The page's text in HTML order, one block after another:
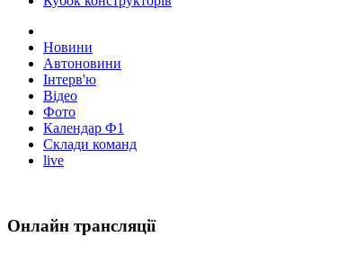
Новини
Автоновини
Інтерв'ю
Відео
Фото
Календар Ф1
Склади команд
live
Онлайн трансляції